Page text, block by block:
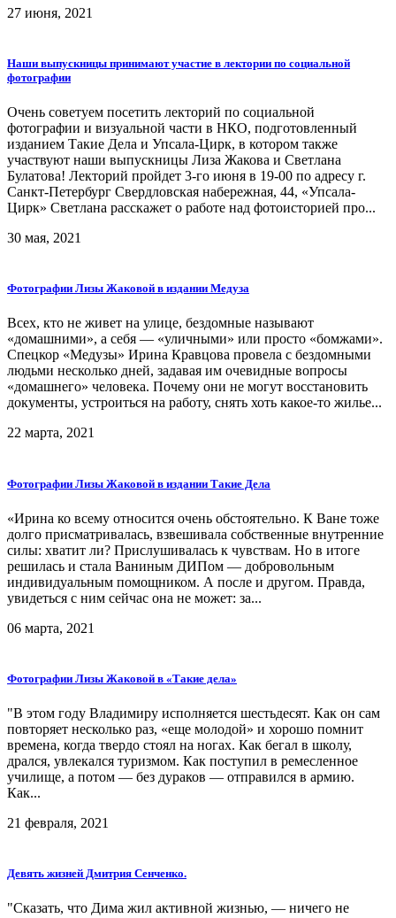
27 июня, 2021
Наши выпускницы принимают участие в лектории по социальной
фотографии
Очень советуем посетить лекторий по социальной
фотографии и визуальной части в НКО, подготовленный
изданием Такие Дела и Упсала-Цирк, в котором также
участвуют наши выпускницы Лиза Жакова и Светлана
Булатова! Лекторий пройдет 3-го июня в 19-00 по адресу г.
Санкт-Петербург Свердловская набережная, 44, «Упсала-
Цирк» Светлана расскажет о работе над фотоисторией про...
30 мая, 2021
Фотографии Лизы Жаковой в издании Медуза
Всех, кто не живет на улице, бездомные называют
«домашними», а себя — «уличными» или просто «бомжами».
Спецкор «Медузы» Ирина Кравцова провела с бездомными
людьми несколько дней, задавая им очевидные вопросы
«домашнего» человека. Почему они не могут восстановить
документы, устроиться на работу, снять хоть какое-то жилье...
22 марта, 2021
Фотографии Лизы Жаковой в издании Такие Дела
«Ирина ко всему относится очень обстоятельно. К Ване тоже
долго присматривалась, взвешивала собственные внутренние
силы: хватит ли? Прислушивалась к чувствам. Но в итоге
решилась и стала Ваниным ДИПом — добровольным
индивидуальным помощником. А после и другом. Правда,
увидеться с ним сейчас она не может: за...
06 марта, 2021
Фотографии Лизы Жаковой в «Такие дела»
"В этом году Владимиру исполняется шестьдесят. Как он сам
повторяет несколько раз, «еще молодой» и хорошо помнит
времена, когда твердо стоял на ногах. Как бегал в школу,
дрался, увлекался туризмом. Как поступил в ремесленное
училище, а потом — без дураков — отправился в армию.
Как...
21 февраля, 2021
Девять жизней Дмитрия Сенченко.
"Сказать, что Дима жил активной жизнью, — ничего не